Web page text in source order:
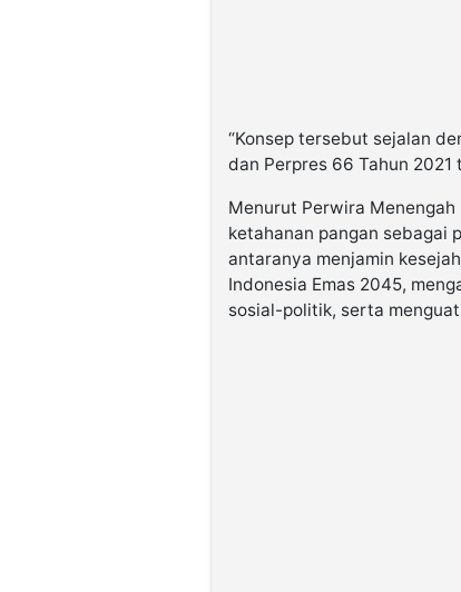
“Konsep tersebut sejalan
dan Perpres 66 Tahun 2021
Menurut Perwira
ketahanan pangan sebagai
antaranya menjamin
Indonesia Emas 2045,
sosial-politik, serta